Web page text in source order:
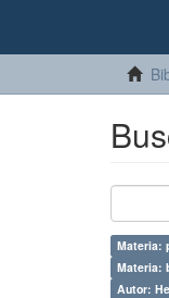
Materia:
Materia:
Autor: